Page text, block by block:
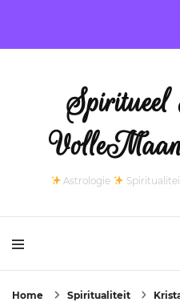
Astrologie
Home Spiritualiteit